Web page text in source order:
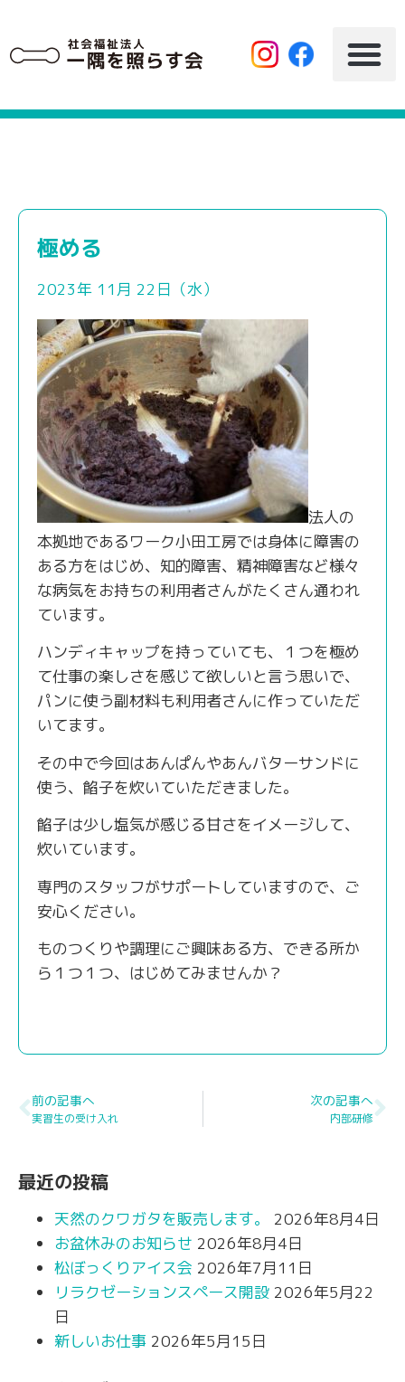
極める
2023年 11月 22日（水）
法人の
本拠地であるワーク小田工房では身体に障害の
ある方をはじめ、知的障害、精神障害など様々
な病気をお持ちの利用者さんがたくさん通われ
ています。
ハンディキャップを持っていても、１つを極め
て仕事の楽しさを感じて欲しいと言う思いで、
パンに使う副材料も利用者さんに作っていただ
いてます。
その中で今回はあんぱんやあんバターサンドに
使う、餡子を炊いていただきました。
餡子は少し塩気が感じる甘さをイメージして、
炊いています。
専門のスタッフがサポートしていますので、ご
安心ください。
ものつくりや調理にご興味ある方、できる所か
ら１つ１つ、はじめてみませんか？
前の記事へ
実習生の受け入れ
次の記事へ
内部研修
最近の投稿
天然のクワガタを販売します。
2026年8月4日
お盆休みのお知らせ 2026年8月4日
松ぼっくりアイス会 2026年7月11日
リラクゼーションスペース開設 2026年5月22
日
新しいお仕事 2026年5月15日